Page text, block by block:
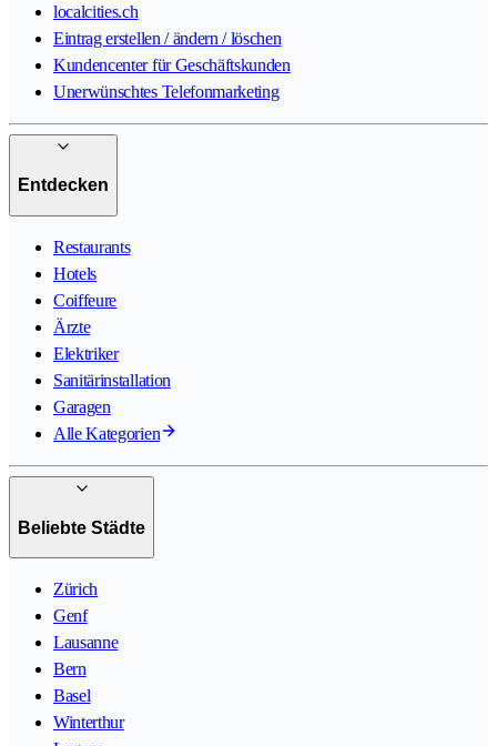
localcities.ch
Eintrag erstellen / ändern / löschen
Kundencenter für Geschäftskunden
Unerwünschtes Telefonmarketing
Entdecken
Restaurants
Hotels
Coiffeure
Ärzte
Elektriker
Sanitärinstallation
Garagen
Alle Kategorien
Beliebte Städte
Zürich
Genf
Lausanne
Bern
Basel
Winterthur